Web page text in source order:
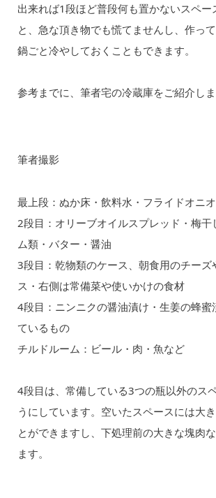
出来れば1段ほど普段何も置かないスペー
と、急な頂き物でも慌てませんし、作っ
鍋ごと冷やしておくこともできます。
参考までに、筆者宅の冷蔵庫をご紹介しま
筆者撮影
最上段：ぬか床・飲料水・フライドオニ
2段目：オリーブオイルスプレッド・梅干
ム類・バター・醤油
3段目：乾物類のケース、朝食用のチーズ
ス・右側は常備菜や使いかけの食材
4段目：ニンニクの醤油漬け・生姜の蜂蜜
ているもの
チルドルーム：ビール・肉・魚など
4段目は、常備している3つの瓶以外のス
うにしています。空いたスペースには大
とができますし、下処理前の大きな塊肉
ます。